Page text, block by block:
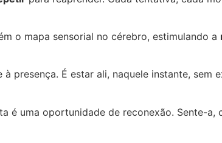
o mapa sensorial no cérebro, estimulando a
presença. É estar ali, naquele instante, sem
é uma oportunidade de reconexão. Sente-